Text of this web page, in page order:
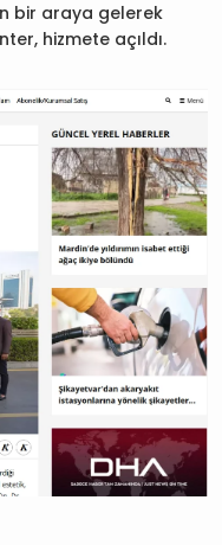
bir araya gelerek
hizmete açıldı.